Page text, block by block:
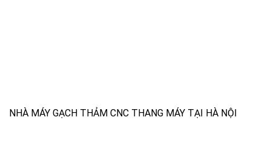
NHÀ MÁY GẠCH THẢM CNC THANG MÁY TẠI HÀ NỘI